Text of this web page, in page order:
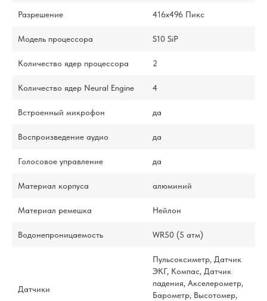
Разрешение 416x496 Пикс
Модель процессора S10 SiP
Количество ядер процессора 2
Количество ядер Neural Engine 4
Встроенный микрофон да
Воспроизведение аудио да
Голосовое управление да
Материал корпуса алюминий
Материал ремешка Нейлон
Водонепроницаемость WR50 (5 атм)
Датчики
Пульсоксиметр, Датчик
ЭКГ, Компас, Датчик
падения, Акселерометр,
Барометр, Высотомер,